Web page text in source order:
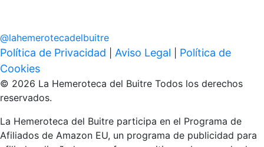
@lahemerotecadelbuitre
Política de Privacidad Aviso Legal
Política de
Cookies
© 2026 La Hemeroteca del Buitre Todos los derechos
reservados.
La Hemeroteca del Buitre participa en el Programa de
Afiliados de Amazon EU, un programa de publicidad para